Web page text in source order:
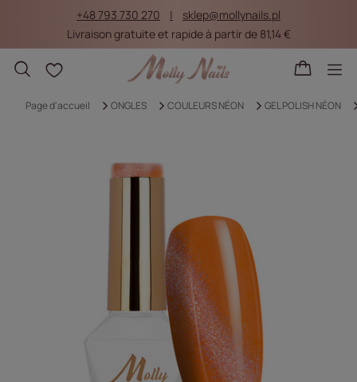
+48 793 730 270
sklep@mollynails.pl
Livraison gratuite et rapide à partir de 81,14 €
Listes d'achat
Page d'accueil ONGLES COULEURS NÉON GEL POLISH NÉON